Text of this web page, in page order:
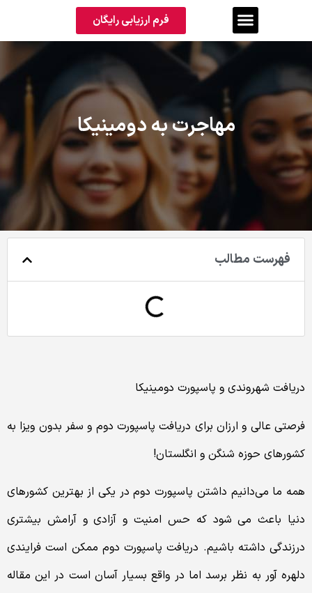
فرم ارزیابی رایگان
مهاجرت به دومینیکا
فهرست مطالب
دریافت شهروندی و پاسپورت دومینیکا
فرصتی عالی و ارزان برای دریافت پاسپورت دوم و سفر بدون ویزا به
کشورهای حوزه شنگن و انگلستان!
همه ما می‌دانیم داشتن پاسپورت دوم در یکی از بهترین کشورهای
دنیا باعث می شود که حس امنیت و آزادی و آرامش بیشتری
درزندگی داشته باشیم. دریافت پاسپورت دوم ممکن است فرایندی
دلهره آور به نظر برسد اما در واقع بسیار آسان است در این مقاله